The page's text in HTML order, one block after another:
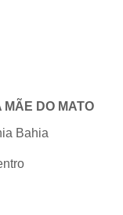
DO MATO
Bahia